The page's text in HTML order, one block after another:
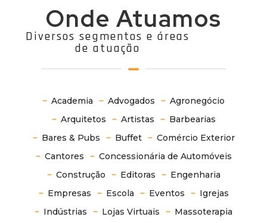
Onde Atuamos
Diversos segmentos e áreas
de atuação
Academia Advogados
Agronegócio
Arquitetos
Artistas
Barbearias
Bares & Pubs
Buffet
Comércio Exterior
Cantores
Concessionária de Automóveis
Construção
Editoras
Engenharia
Empresas
Escola Eventos
Igrejas
Indústrias
Lojas Virtuais
Massoterapia